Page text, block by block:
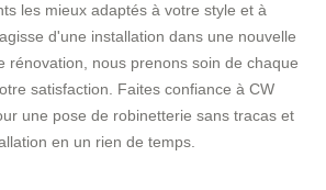
les mieux adaptés à votre style et à
d'une installation dans une nouvelle
rénovation, nous prenons soin de chaque
satisfaction. Faites confiance à CW
une pose de robinetterie sans tracas et
en un rien de temps.